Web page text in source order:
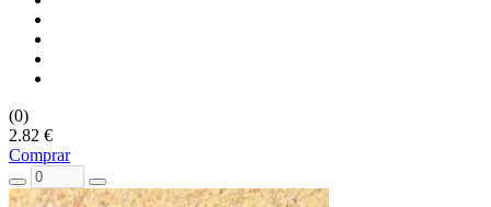
(0)
2.82 €
Comprar